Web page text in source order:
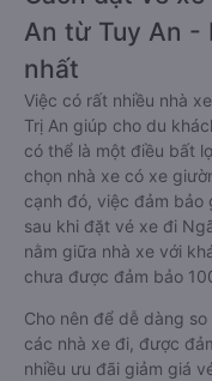
An từ Tuy An -
nhất
Việc có rất nhiều nhà
Trị An giúp cho du
có thể là một điều bất
chọn nhà xe có xe
cạnh đó, việc đảm
sau khi đặt vé xe đi
nằm giữa nhà xe với
chưa được đảm bảo
Cho nên để dễ dàng
các nhà xe đi, được
nhiều ưu đãi giảm giá